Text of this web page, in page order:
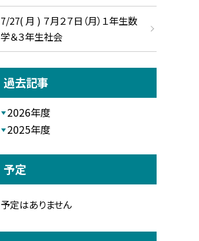
7/27( 月 ) ７月２７日（月）１年生数
学＆３年生社会
過去記事
2026年度
2025年度
予定
予定はありません